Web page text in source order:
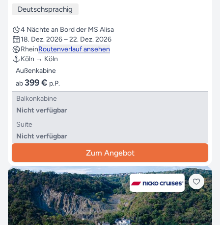
Deutschsprachig
4 Nächte an Bord der MS Alisa
18. Dez. 2026 – 22. Dez. 2026
RheinRoutenverlauf ansehen
Köln → Köln
Außenkabine
ab 399 € p.P.
Balkonkabine
Nicht verfügbar
Suite
Nicht verfügbar
Zum Angebot